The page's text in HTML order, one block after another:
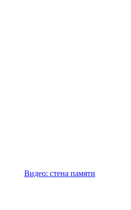
Видео: стена памяти